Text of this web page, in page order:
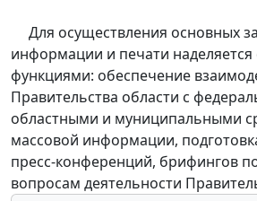
Для осуществления основных
информации и печати
функциями: обеспечение
Правительства области с
областными и муниципальными
массовой информации,
пресс-конференций, брифингов
вопросам деятельности